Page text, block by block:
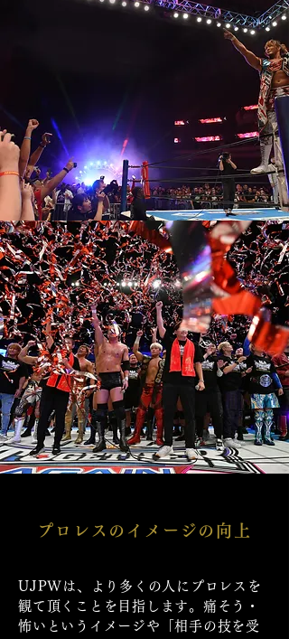
プロレスのイメージの向上
UJPWは、より多くの人にプロレスを
観て頂くことを目指します。痛そう・
怖いというイメージや「相手の技を受